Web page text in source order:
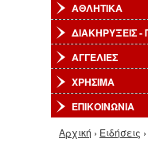
ΑΘΛΗΤΙΚΑ
ΔΙΑΚΗΡΥΞΕΙΣ
ΑΓΓΕΛΙΕΣ
ΧΡΗΣΙΜΑ
ΕΠΙΚΟΙΝΩΝΙΑ
Είστε εδώ
Αρχική › Ειδήσεις